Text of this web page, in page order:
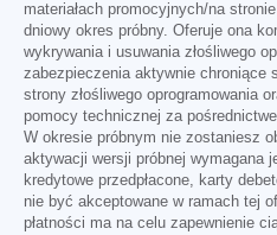
materiałach promocyjnych/na
dniowy okres próbny. Oferuje ona
wykrywania i usuwania złośliwego
zabezpieczenia aktywnie chroniące
strony złośliwego oprogramowania
pomocy technicznej za
W okresie próbnym nie zostaniesz
aktywacji wersji próbnej wymagana
kredytowe przedpłacone, karty
nie być akceptowane w ramach tej
płatności ma na celu zapewnienie